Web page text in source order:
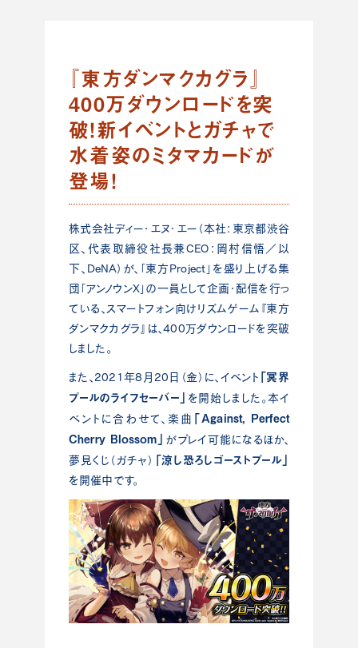
『東方ダンマクカグラ』
400万ダウンロードを突
破！新イベントとガチャで
水着姿のミタマカードが
登場！
株式会社ディー・エヌ・エー（本社：東京都渋谷
区、代表取締役社長兼CEO：岡村信悟／以
下、DeNA）が、「東方Project」を盛り上げる集
団「アンノウンX」の一員として企画・配信を行っ
ている、スマートフォン向けリズムゲーム『東方
ダンマクカグラ』は、400万ダウンロードを突破
しました。
また、2021年8月20日（金）に、イベント 「冥界
プールのライフセーバー」 を開始しました。本イ
ベントに合わせて、楽曲 「Against, Perfect
Cherry Blossom」 がプレイ可能になるほか、
夢見くじ（ガチャ） 「涼し恐ろしゴーストプール」
を開催中です。